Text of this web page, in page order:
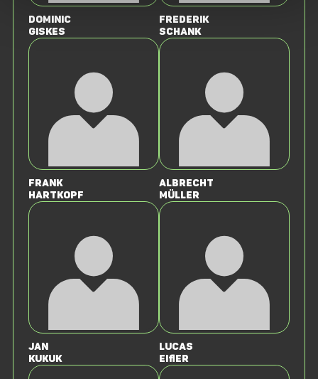
Dominic
Giskes
Frederik
Schank
Frank
Hartkopf
Albrecht
Müller
Jan
Kukuk
Lucas
Eifler